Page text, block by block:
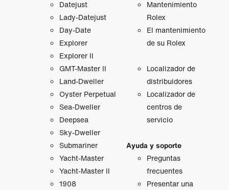
Datejust
Lady‑Datejust
Day-Date
Explorer
Explorer II
GMT‑Master II
Land-Dweller
Oyster Perpetual
Sea-Dweller
Deepsea
Sky-Dweller
Submariner
Yacht-Master
Yacht-Master II
1908
Mantenimiento
Rolex
El mantenimiento
de su Rolex
Localizador de
distribuidores
Localizador de
centros de
servicio
Ayuda y soporte
Preguntas
frecuentes
Presentar una